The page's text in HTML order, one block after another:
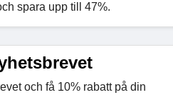
spara upp till 47%.
och få 10% rabatt på din